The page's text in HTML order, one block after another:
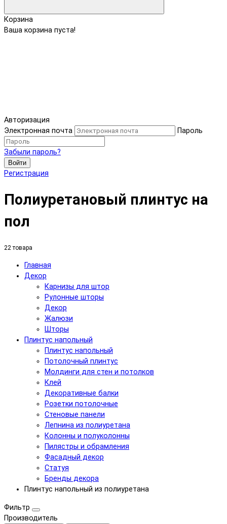
Корзина
Ваша корзина пуста!
Авторизация
Электронная почта
Пароль
Забыли пароль?
Войти
Регистрация
Полиуретановый плинтус на
пол
22 товара
Главная
Декор
Карнизы для штор
Рулонные шторы
Декор
Жалюзи
Шторы
Плинтус напольный
Плинтус напольный
Потолочный плинтус
Молдинги для стен и потолков
Клей
Декоративные балки
Розетки потолочные
Стеновые панели
Лепнина из полиуретана
Колонны и полуколонны
Пилястры и обрамления
Фасадный декор
Статуя
Бренды декора
Плинтус напольный из полиуретана
Фильтр
Производитель